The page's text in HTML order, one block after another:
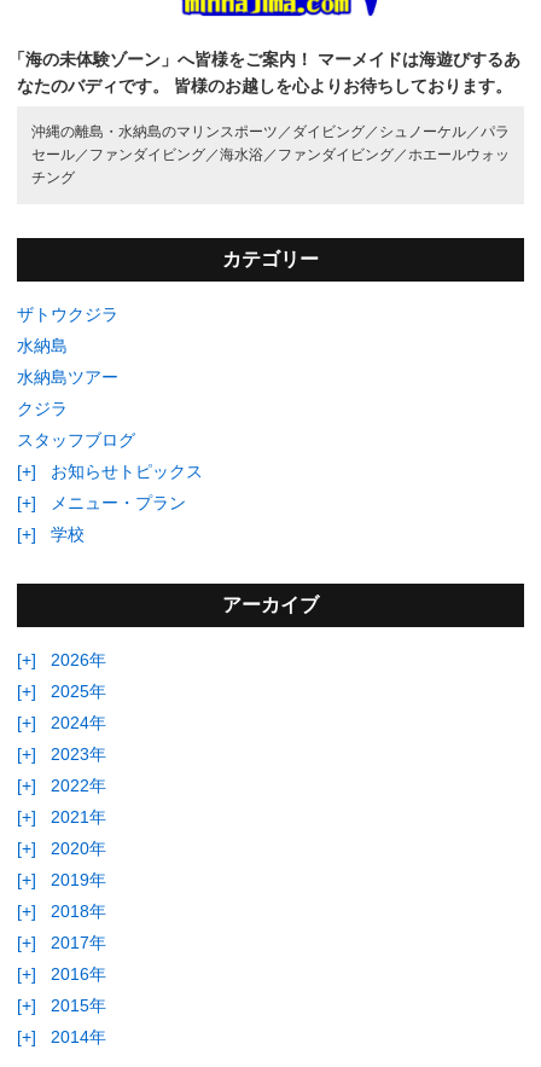
「海の未体験ゾーン」へ皆様をご案内！
マーメイドは海遊びするあ
なたのバディです。
皆様のお越しを心よりお待ちしております。
沖縄の離島・水納島のマリンスポーツ／ ダイビング／ シュノーケル／パラ
セール／ ファンダイビング／海水浴／ ファンダイビング／ホエールウォッ
チング
カテゴリー
ザトウクジラ
水納島
水納島ツアー
クジラ
スタッフブログ
[+]
お知らせトピックス
[+]
メニュー・プラン
[+]
学校
アーカイブ
[+]
2026年
[+]
2025年
[+]
2024年
[+]
2023年
[+]
2022年
[+]
2021年
[+]
2020年
[+]
2019年
[+]
2018年
[+]
2017年
[+]
2016年
[+]
2015年
[+]
2014年